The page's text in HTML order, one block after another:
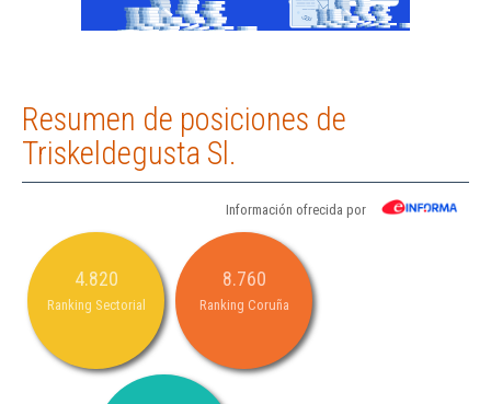
Resumen de posiciones de
Triskeldegusta Sl.
Información ofrecida por
4.820
Ranking Sectorial
8.760
Ranking Coruña